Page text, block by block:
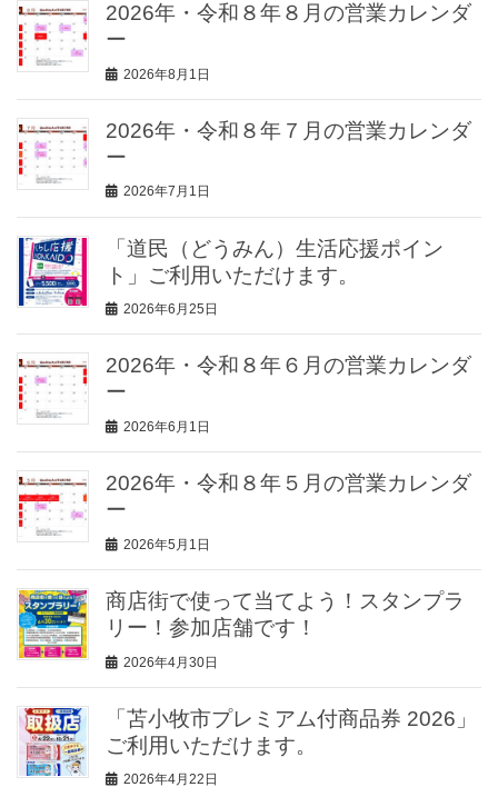
2026年・令和８年８月の営業カレンダ
ー
2026年8月1日
2026年・令和８年７月の営業カレンダ
ー
2026年7月1日
「道民（どうみん）生活応援ポイン
ト」ご利用いただけます。
2026年6月25日
2026年・令和８年６月の営業カレンダ
ー
2026年6月1日
2026年・令和８年５月の営業カレンダ
ー
2026年5月1日
商店街で使って当てよう！スタンプラ
リー！参加店舗です！
2026年4月30日
「苫小牧市プレミアム付商品券 2026」
ご利用いただけます。
2026年4月22日